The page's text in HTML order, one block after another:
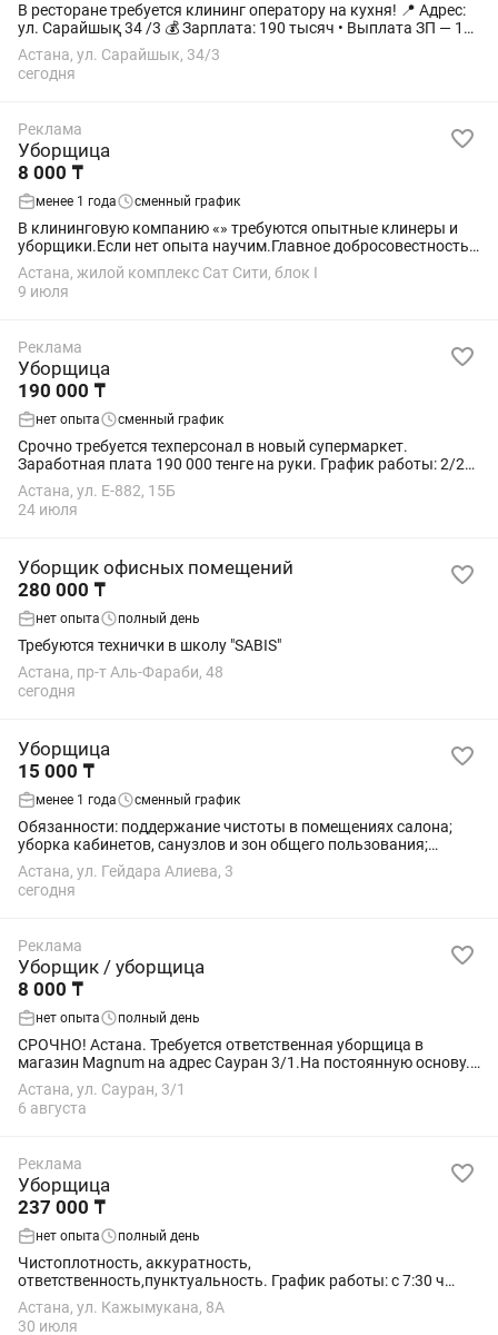
В ресторане требуется клининг оператору на кухня! 📍 Адрес:
ул. Сарайшық 34 /3 💰 Зарплата: 190 тысяч • Выплата ЗП — 10
числа •Счета не должны находиться в Аресте КАСПИЙ
ДОЛЖЕН БЫТЬ ОТКРЫТЫМ....
Астана, ул. Сарайшык, 34/3
сегодня
Реклама
Уборщица
8 000 ₸
менее 1 года сменный график
В клининговую компанию «» требуются опытные клинеры и
уборщики.Если нет опыта научим.Главное добросовестность
и стрессоустойчивость.Зп зависит от объема
работы,начинается от 8к(условно влажная...
Астана, жилой комплекс Сат Сити, блок I
9 июля
Реклама
Уборщица
190 000 ₸
нет опыта сменный график
Срочно требуется техперсонал в новый супермаркет.
Заработная плата 190 000 тенге на руки. График работы: 2/2
⏰ Смены по утверждённому графику: 08:00–20:00 — Есть
возможность брать более 15 смен и...
Астана, ул. Е-882, 15Б
24 июля
Уборщик офисных помещений
280 000 ₸
нет опыта полный день
Требуются технички в школу "SABIS"
Астана, пр-т Аль-Фараби, 48
сегодня
Уборщица
15 000 ₸
менее 1 года сменный график
Обязанности: поддержание чистоты в помещениях салона;
уборка кабинетов, санузлов и зон общего пользования;
контроль чистоты в течение рабочего дня; Уход за текстилем
(стирка, сушка, складывание...
Астана, ул. Гейдара Алиева, 3
сегодня
Реклама
Уборщик / уборщица
8 000 ₸
нет опыта полный день
СРОЧНО! Астана. Требуется ответственная уборщица в
магазин Magnum на адрес Сауран 3/1.На постоянную основу.
График с 08:00 до 17:00 Оплата 8 000 тг за смену.Оплата раз в
месяц.
Астана, ул. Сауран, 3/1
6 августа
Реклама
Уборщица
237 000 ₸
нет опыта полный день
Чистоплотность, аккуратность,
ответственность,пунктуальность. График работы: с 7:30 ч
утра до 15:00 ч. Выходной - воскресенье. Официальное
трудоустройство. Писать с 10.00 до 19.00.
Астана, ул. Кажымукана, 8А
30 июля